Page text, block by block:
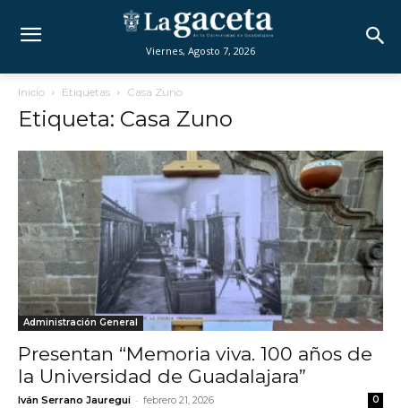
Viernes, Agosto 7, 2026
Inicio Etiquetas Casa Zuno
Etiqueta: Casa Zuno
Administración General
Presentan “Memoria viva. 100 años de
la Universidad de Guadalajara”
Iván Serrano Jauregui - febrero 21, 2026 0